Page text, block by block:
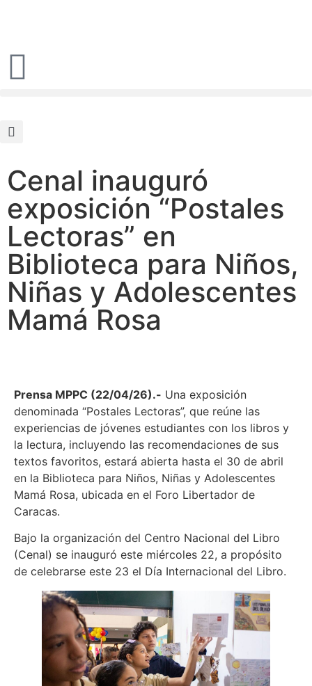
Cenal inauguró
exposición “Postales
Lectoras” en
Biblioteca para Niños,
Niñas y Adolescentes
Mamá Rosa
Prensa MPPC (22/04/26).- Una exposición
denominada “Postales Lectoras”, que reúne las
experiencias de jóvenes estudiantes con los libros y
la lectura, incluyendo las recomendaciones de sus
textos favoritos, estará abierta hasta el 30 de abril
en la Biblioteca para Niños, Niñas y Adolescentes
Mamá Rosa, ubicada en el Foro Libertador de
Caracas.
Bajo la organización del Centro Nacional del Libro
(Cenal) se inauguró este miércoles 22, a propósito
de celebrarse este 23 el Día Internacional del Libro.